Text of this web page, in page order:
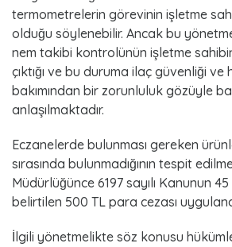
2
0
2
2
termometrelerin görevinin işletme
olduğu söylenebilir. Ancak bu
nem takibi kontrolünün işletme
çıktığı ve bu duruma ilaç güvenliği ve
bakımından bir zorunluluk gözüyle
anlaşılmaktadır.
Eczanelerde bulunması gereken
sırasında bulunmadığının tespit
Müdürlüğünce 6197 sayılı Kanunun
belirtilen 500 TL para cezası
İlgili yönetmelikte söz konusu